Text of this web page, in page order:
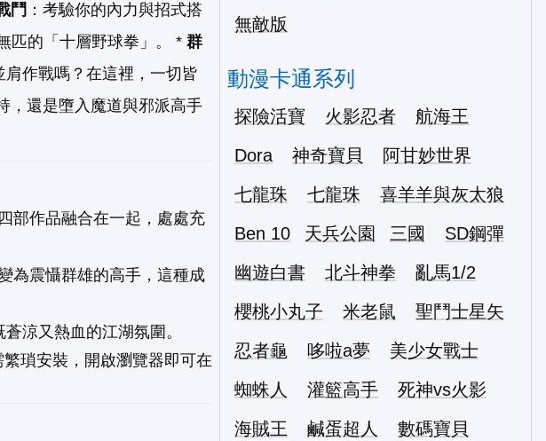
鬥 ：考驗你的內力與招式搭
匹的「十層野球拳」。 * 群
作戰嗎？在這裡，一切皆
，還是墮入魔道與邪派高手
部作品融合在一起，處處充
為震懾群雄的高手，這種成
涼又熱血的江湖氛圍。
瑣安裝，開啟瀏覽器即可在
無敵版
動漫卡通系列
探險活寶 火影忍者
航海王
Dora
神奇寶貝
阿甘妙世界
七龍珠
七龍珠
喜羊羊與灰太狼
Ben 10
天兵公園 三國
SD鋼彈
幽遊白書
北斗神拳
亂馬1/2
櫻桃小丸子
米老鼠
聖鬥士星矢
忍者龜
哆啦a夢
美少女戰士
蜘蛛人
灌籃高手
死神vs火影
海賊王
鹹蛋超人
數碼寶貝